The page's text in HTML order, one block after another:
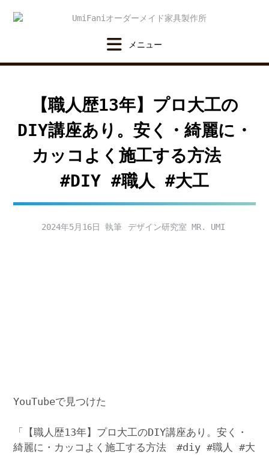
【職人歴13年】プロ大工の
DIY講座あり。安く・綺麗に・
カッコよく施工する方法
#DIY #職人 #大工
2024年5月16日 デザイン研究室 MR. UMI
YouTubeで見つけた
「【職人歴13年】プロ大工のDIY講座あり。安く・
綺麗に・カッコよく施工する方法 #diy #職人 #大